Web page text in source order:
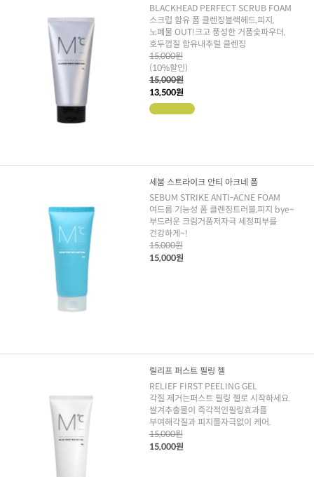
BLACKHEAD PERFECT SCRUB FOAM
스크럽 함유 폼 클렌징블랙헤드,피지,
노폐물 OUT!크고 풍성한 거품숯파우더,
호두껍질 함유내추럴 클렌징
15,000원
(10%할인)
15,000원
13,500원
세붐 스트라이크 안티 아크네 폼
SEBUM STRIKE ANTI-ACNE FOAM
여드름 기능성 폼 클렌징트러블,피지 bye~
부드러운 크림거품저자극 세정피부를
건강하게~!
15,000원
15,000원
릴리프 퍼스트 필링 젤
RELIEF FIRST PEELING GEL
각질 제거는퍼스트 필링 젤로 시작하세요.
쌀겨추출물이 즉각적인필링효과를
부여해각질과 피지를자극없이 케어.
15,000원
15,000원